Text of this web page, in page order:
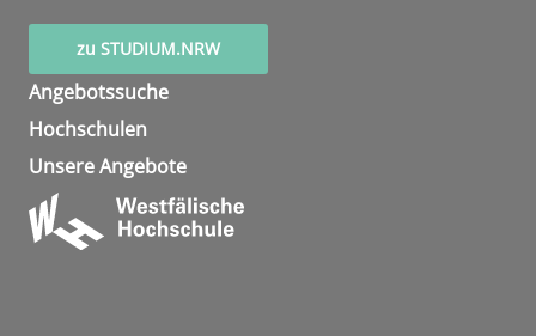
zu STUDIUM.NRW
Angebotssuche
Hochschulen
Unsere Angebote